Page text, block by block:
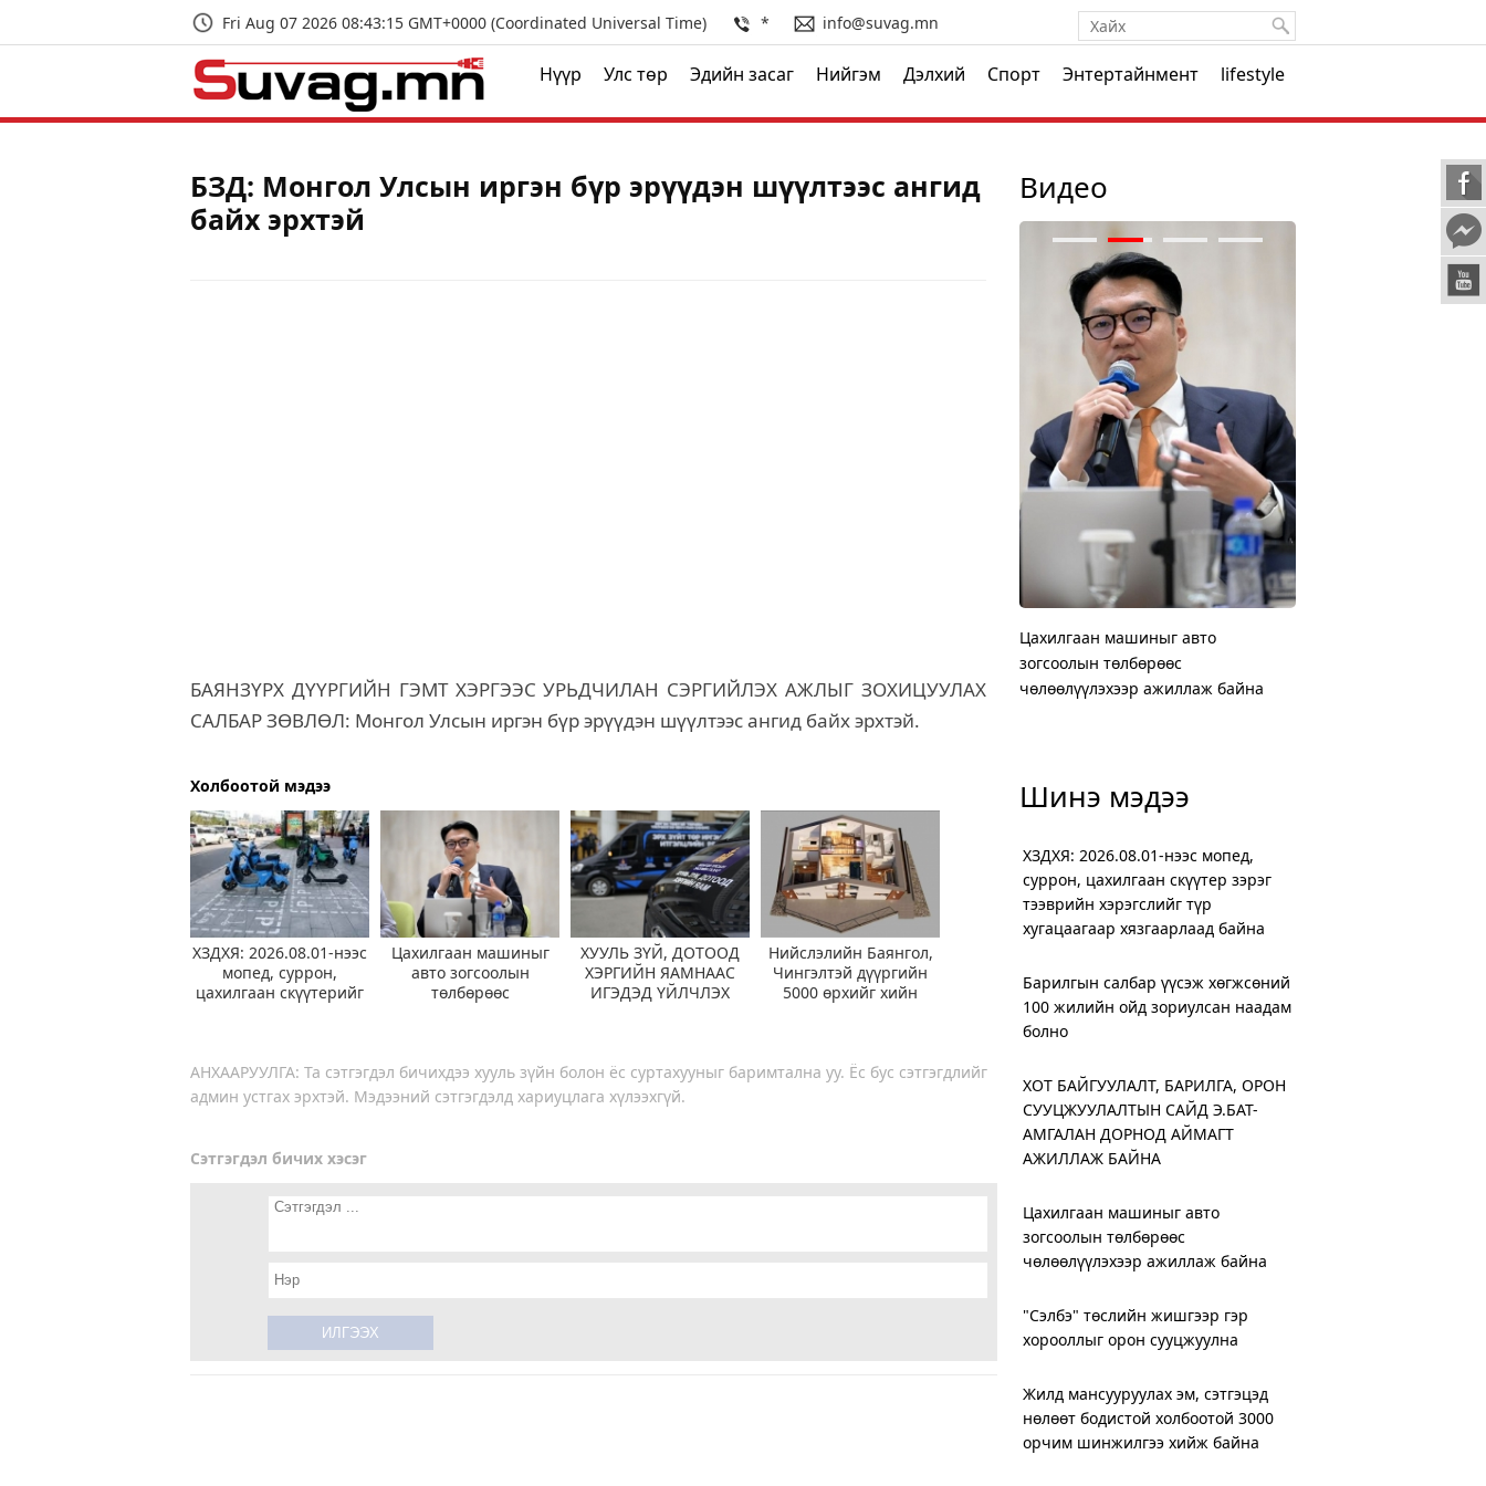
Fri Aug 07 2026 08:43:16 GMT+0000 (Coordinated Universal Time) * info@suvag.mn
Нүүр Улс төр Эдийн засаг Нийгэм Дэлхий Спорт Энтертайнмент lifestyle
БЗД: Монгол Улсын иргэн бүр эрүүдэн шүүлтээс ангид
байх эрхтэй
БАЯНЗҮРХ ДҮҮРГИЙН ГЭМТ ХЭРГЭЭС УРЬДЧИЛАН СЭРГИЙЛЭХ АЖЛЫГ ЗОХИЦУУЛАХ
САЛБАР ЗӨВЛӨЛ: Монгол Улсын иргэн бүр эрүүдэн шүүлтээс ангид байх эрхтэй.
Холбоотой мэдээ
ХЗДХЯ: 2026.08.01-нээс
мопед, суррон,
цахилгаан скүүтерийг
Цахилгаан машиныг
авто зогсоолын
төлбөрөөс
ХУУЛЬ ЗҮЙ, ДОТООД
ХЭРГИЙН ЯАМНААС
ИГЭДЭД ҮЙЛЧЛЭХ
Нийслэлийн Баянгол,
Чингэлтэй дүүргийн
5000 өрхийг хийн
АНХААРУУЛГА: Та сэтгэгдэл бичихдээ хууль зүйн болон ёс суртахууныг баримтална уу. Ёс бус сэтгэгдлийг
админ устгах эрхтэй. Мэдээний сэтгэгдэлд хариуцлага хүлээхгүй.
Сэтгэгдэл бичих хэсэг
Видео
Цахилгаан машиныг авто
зогсоолын төлбөрөөс
чөлөөлүүлэхээр ажиллаж байна
Шинэ мэдээ
ХЗДХЯ: 2026.08.01-нээс мопед,
суррон, цахилгаан скүүтер зэрэг
тээврийн хэрэгслийг түр
хугацаагаар хязгаарлаад байна
Барилгын салбар үүсэж хөгжсөний
100 жилийн ойд зориулсан наадам
болно
ХОТ БАЙГУУЛАЛТ, БАРИЛГА, ОРОН
СУУЦЖУУЛАЛТЫН САЙД Э.БАТ-
АМГАЛАН ДОРНОД АЙМАГТ
АЖИЛЛАЖ БАЙНА
Цахилгаан машиныг авто
зогсоолын төлбөрөөс
чөлөөлүүлэхээр ажиллаж байна
"Сэлбэ" төслийн жишгээр гэр
хорооллыг орон сууцжуулна
Жилд мансууруулах эм, сэтгэцэд
нөлөөт бодистой холбоотой 3000
орчим шинжилгээ хийж байна